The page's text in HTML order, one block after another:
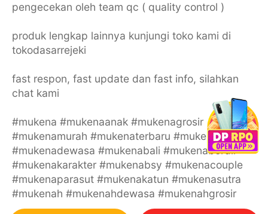
pengecekan oleh team qc ( quality control )
produk lengkap lainnya kunjungi toko kami di
tokodasarrejeki
fast respon, fast update dan fast info, silahkan
chat kami
#mukena #mukenaanak #mukenagrosir
#mukenamurah #mukenaterbaru #mukenacantik
#mukenadewasa #mukenabali #mukenabordir
#mukenakarakter #mukenabsy #mukenacouple
#mukenaparasut #mukenakatun #mukenasutra
#mukenah #mukenahdewasa #mukenahgrosir